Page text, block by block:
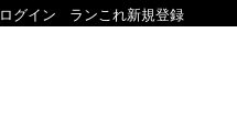
ログイン ランこれ新規登録